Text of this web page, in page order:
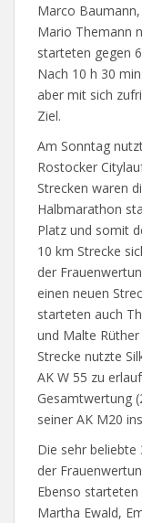
Marco
Mario Themann
starteten gegen
Nach 10 h 30
aber mit sich
Ziel.
Am Sonntag
Rostocker
Strecken waren
Halbmarathon
Platz und somit
10 km Strecke
der
einen neuen
starteten auch
und Malte
Strecke nutzte
AK W 55 zu
Gesamtwertung
seiner AK M20
Die sehr beliebte
der
Ebenso starteten
Martha Ewald,